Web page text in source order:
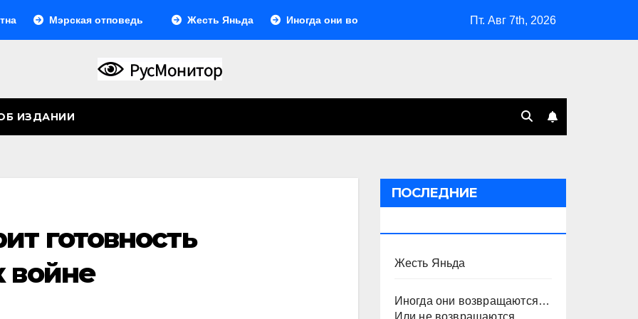
Мэрская отповедь Жесть Яньда Иногда они возвращаются… Или не возвращаются Оставить Путина
Пт. Авг 7th, 2026
ИЗДАНИИ
готовность
войне
ПОСЛЕДНИЕ
Жесть Яньда
Иногда они возвращаются…
Или не возвращаются